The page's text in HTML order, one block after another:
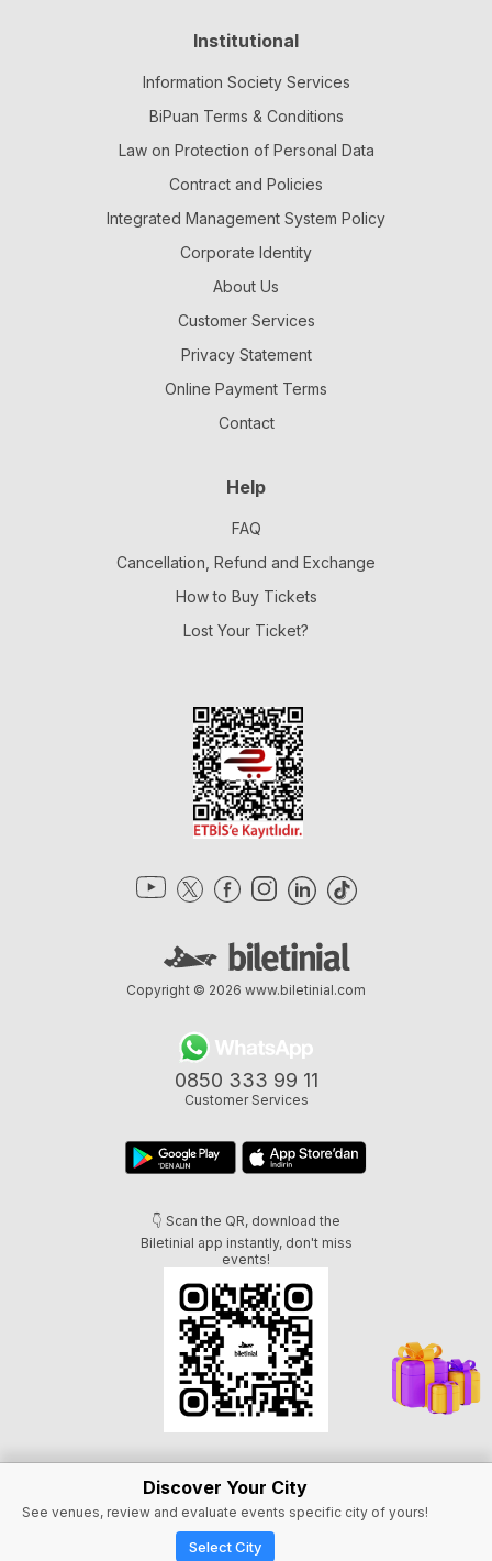
Discover Your City
See venues, review and evaluate events specific city of yours!
Select City
Institutional
Information Society Services
BiPuan Terms & Conditions
Law on Protection of Personal Data
Contract and Policies
Integrated Management System Policy
Corporate Identity
About Us
Customer Services
Privacy Statement
Online Payment Terms
Contact
Help
FAQ
Cancellation, Refund and Exchange
How to Buy Tickets
Lost Your Ticket?
0850 333 99 11
Customer Services
👇 Scan the QR, download the
Biletinial app instantly, don't miss
events!
Copyright © 2026 www.biletinial.com